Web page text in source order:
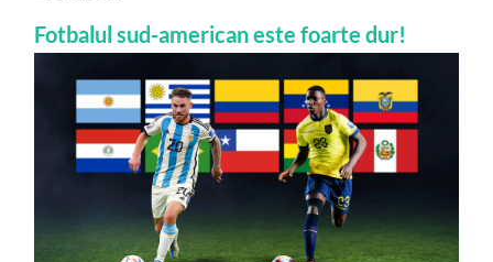
Fotbalul sud-american este foarte dur!